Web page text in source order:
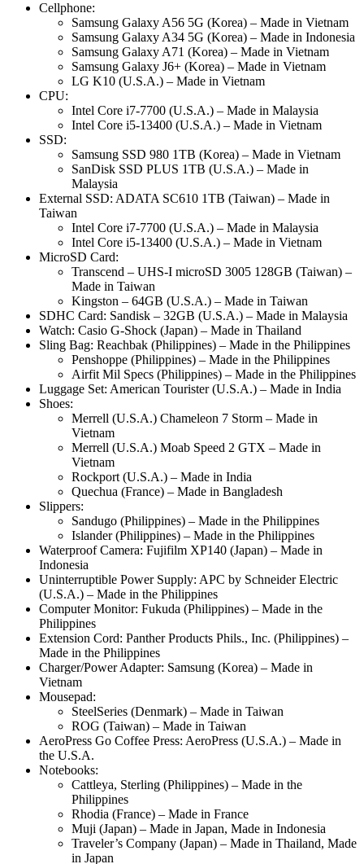
Cellphone:
Samsung Galaxy A56 5G (Korea) – Made in Vietnam
Samsung Galaxy A34 5G (Korea) – Made in Indonesia
Samsung Galaxy A71 (Korea) – Made in Vietnam
Samsung Galaxy J6+ (Korea) – Made in Vietnam
LG K10 (U.S.A.) – Made in Vietnam
CPU:
Intel Core i7-7700 (U.S.A.) – Made in Malaysia
Intel Core i5-13400 (U.S.A.) – Made in Vietnam
SSD:
Samsung SSD 980 1TB (Korea) – Made in Vietnam
SanDisk SSD PLUS 1TB (U.S.A.) – Made in
Malaysia
External SSD: ADATA SC610 1TB (Taiwan) – Made in
Taiwan
Intel Core i7-7700 (U.S.A.) – Made in Malaysia
Intel Core i5-13400 (U.S.A.) – Made in Vietnam
MicroSD Card:
Transcend – UHS-I microSD 3005 128GB (Taiwan) –
Made in Taiwan
Kingston – 64GB (U.S.A.) – Made in Taiwan
SDHC Card: Sandisk – 32GB (U.S.A.) – Made in Malaysia
Watch: Casio G-Shock (Japan) – Made in Thailand
Sling Bag: Reachbak (Philippines) – Made in the Philippines
Penshoppe (Philippines) – Made in the Philippines
Airfit Mil Specs (Philippines) – Made in the Philippines
Luggage Set: American Tourister (U.S.A.) – Made in India
Shoes:
Merrell (U.S.A.) Chameleon 7 Storm – Made in
Vietnam
Merrell (U.S.A.) Moab Speed 2 GTX – Made in
Vietnam
Rockport (U.S.A.) – Made in India
Quechua (France) – Made in Bangladesh
Slippers:
Sandugo (Philippines) – Made in the Philippines
Islander (Philippines) – Made in the Philippines
Waterproof Camera: Fujifilm XP140 (Japan) – Made in
Indonesia
Uninterruptible Power Supply: APC by Schneider Electric
(U.S.A.) – Made in the Philippines
Computer Monitor: Fukuda (Philippines) – Made in the
Philippines
Extension Cord: Panther Products Phils., Inc. (Philippines) –
Made in the Philippines
Charger/Power Adapter: Samsung (Korea) – Made in
Vietnam
Mousepad:
SteelSeries (Denmark) – Made in Taiwan
ROG (Taiwan) – Made in Taiwan
AeroPress Go Coffee Press: AeroPress (U.S.A.) – Made in
the U.S.A.
Notebooks:
Cattleya, Sterling (Philippines) – Made in the
Philippines
Rhodia (France) – Made in France
Muji (Japan) – Made in Japan, Made in Indonesia
Traveler’s Company (Japan) – Made in Thailand, Made
in Japan